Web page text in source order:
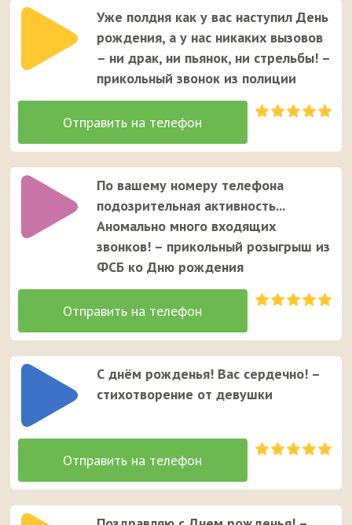
Уже полдня как у вас наступил День
рождения, а у нас никаких вызовов
– ни драк, ни пьянок, ни стрельбы! –
прикольный звонок из полиции
По вашему номеру телефона
подозрительная активность...
Аномально много входящих
звонков! – прикольный розыгрыш из
ФСБ ко Дню рождения
С днём рожденья! Вас сердечно! –
стихотворение от девушки